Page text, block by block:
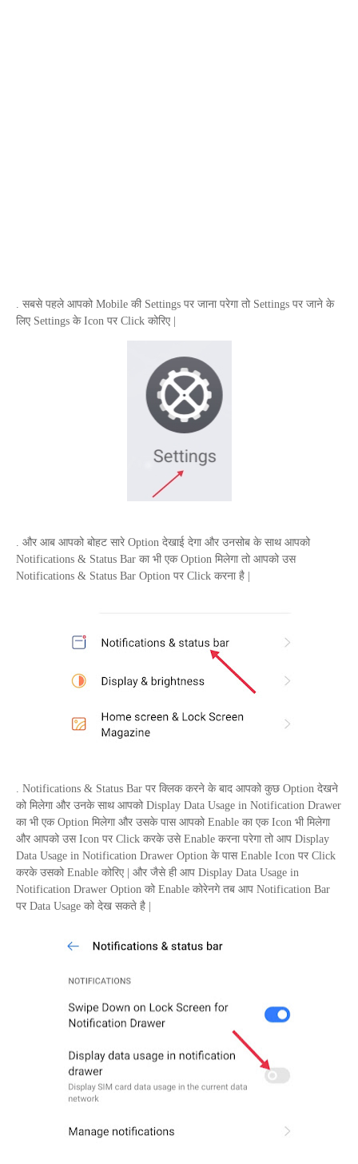
. सबसे पहले आपको Mobile की Settings पर जाना परेगा तो Settings पर जाने के
लिए Settings के Icon पर Click कोरिए |
. और आब आपको बोहट सारे Option देखाई देगा और उनसोब के साथ आपको
Notifications & Status Bar का भी एक Option मिलेगा तो आपको उस
Notifications & Status Bar Option पर Click करना है |
. Notifications & Status Bar पर क्लिक करने के बाद आपको कुछ Option देखने
को मिलेगा और उनके साथ आपको Display Data Usage in Notification Drawer
का भी एक Option मिलेगा और उसके पास आपको Enable का एक Icon भी मिलेगा
और आपको उस Icon पर Click करके उसे Enable करना परेगा तो आप Display
Data Usage in Notification Drawer Option के पास Enable Icon पर Click
करके उसको Enable कोरिए | और जैसे ही आप Display Data Usage in
Notification Drawer Option को Enable कोरेनगे तब आप Notification Bar
पर Data Usage को देख सकते है |